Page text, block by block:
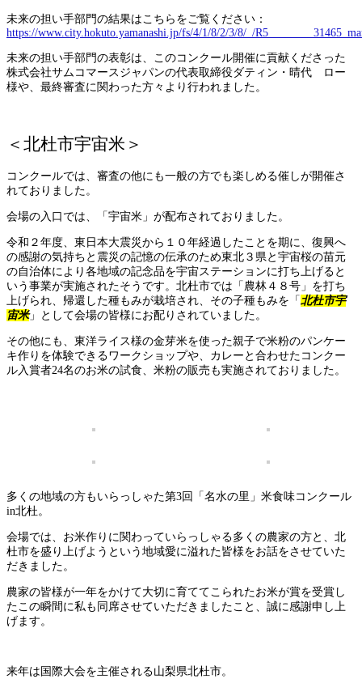
未来の担い手部門の結果はこちらをご覧ください：
https://www.city.hokuto.yamanashi.jp/fs/4/1/8/2/3/8/_/
未来の担い手部門の表彰は、このコンクール開催に貢献くださった
株式会社サムコマースジャパンの代表取締役ダティン・晴代 ロー
様や、最終審査に関わった方々より行われました。
＜北杜市宇宙米＞
コンクールでは、審査の他にも一般の方でも楽しめる催しが開催さ
れておりました。
会場の入口では、「宇宙米」が配布されておりました。
令和２年度、東日本大震災から１０年経過したことを期に、復興へ
の感謝の気持ちと震災の記憶の伝承のため東北３県と宇宙桜の苗元
の自治体により各地域の記念品を宇宙ステーションに打ち上げると
いう事業が実施されたそうです。北杜市では「農林４８号」を打ち
上げられ、帰還した種もみが栽培され、その子種もみを「 北杜市宇
宙米」として会場の皆様にお配りされていました。
その他にも、東洋ライス様の金芽米を使った親子で米粉のパンケー
キ作りを体験できるワークショップや、カレーと合わせたコンクー
ル入賞者24名のお米の試食、米粉の販売も実施されておりました。
多くの地域の方もいらっしゃた第3回「名水の里」米食味コンクール
in北杜。
会場では、お米作りに関わっていらっしゃる多くの農家の方と、北
杜市を盛り上げようという地域愛に溢れた皆様をお話をさせていた
だきました。
農家の皆様が一年をかけて大切に育ててこられたお米が賞を受賞し
たこの瞬間に私も同席させていただきましたこと、誠に感謝申し上
げます。
来年は国際大会を主催される山梨県北杜市。